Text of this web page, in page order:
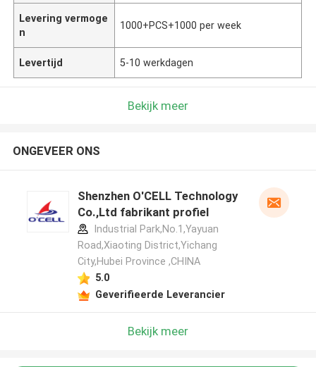
Levering vermoge
n
1000+PCS+1000 per week
Levertijd 5-10 werkdagen
Bekijk meer
ONGEVEER ONS
Shenzhen O'CELL Technology
Co.,Ltd fabrikant profiel
Industrial Park,No.1,Yayuan
Road,Xiaoting District,Yichang
City,Hubei Province ,CHINA
5.0
Geverifieerde Leverancier
Bekijk meer